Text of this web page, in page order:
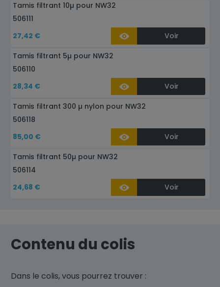
Tamis filtrant 10µ pour NW32
506111
27,42 €
Voir
Tamis filtrant 5µ pour NW32
506110
28,34 €
Voir
Tamis filtrant 300 µ nylon pour NW32
506118
85,00 €
Voir
Tamis filtrant 50µ pour NW32
506114
24,68 €
Voir
Contenu du colis
Dans le colis, vous pourrez trouver :